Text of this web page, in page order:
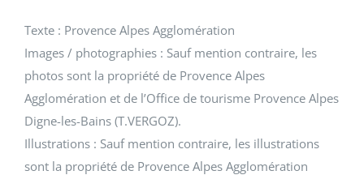
Texte : Provence Alpes Agglomération
Images / photographies : Sauf mention contraire, les
photos sont la propriété de Provence Alpes
Agglomération et de l’Office de tourisme Provence Alpes
Digne-les-Bains (T.VERGOZ).
Illustrations : Sauf mention contraire, les illustrations
sont la propriété de Provence Alpes Agglomération